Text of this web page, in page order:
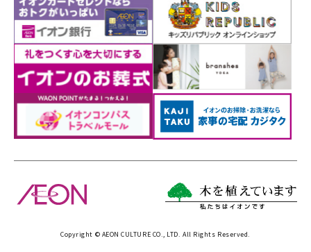
Copyright © AEON CULTURE CO., LTD. All Rights Reserved.